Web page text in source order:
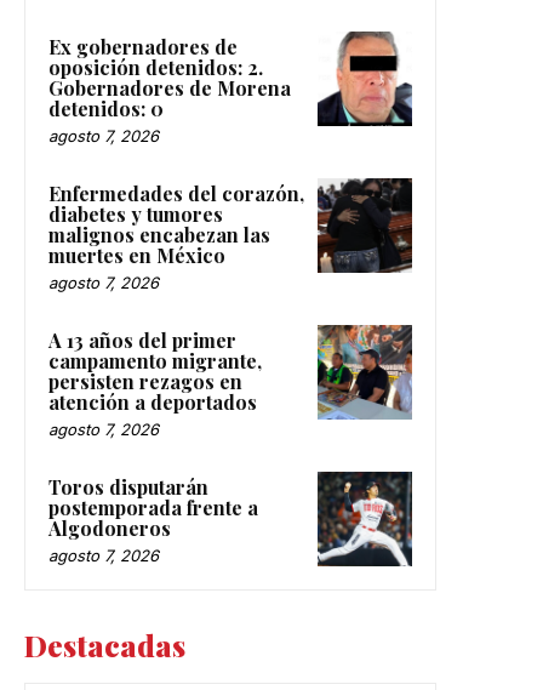
Ex gobernadores de
oposición detenidos: 2.
Gobernadores de Morena
detenidos: 0
agosto 7, 2026
Enfermedades del corazón,
diabetes y tumores
malignos encabezan las
muertes en México
agosto 7, 2026
A 13 años del primer
campamento migrante,
persisten rezagos en
atención a deportados
agosto 7, 2026
Toros disputarán
postemporada frente a
Algodoneros
agosto 7, 2026
Destacadas